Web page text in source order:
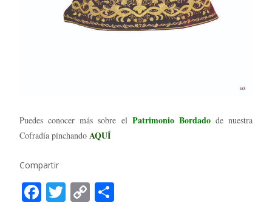
Puedes conocer más sobre el Patrimonio Bordadode nuestra
Cofradía pinchando AQUÍ
Compartir
F T C